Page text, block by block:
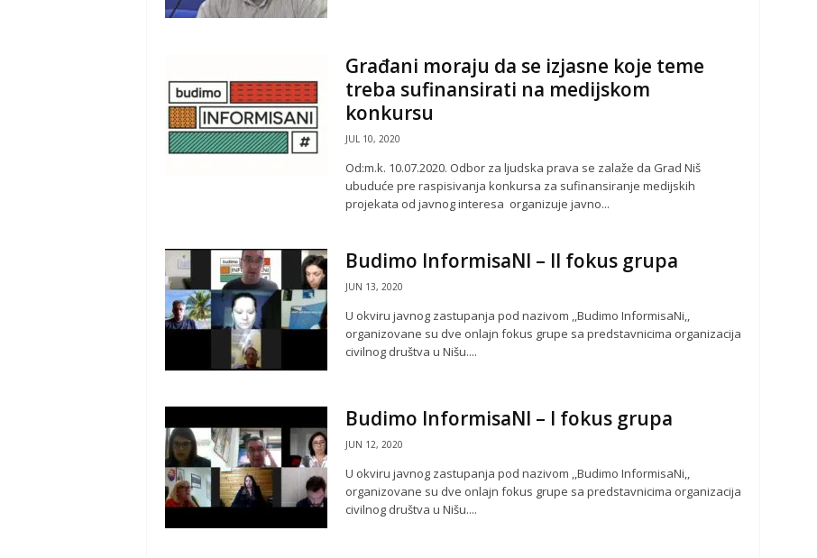
Građani moraju da se izjasne koje teme
treba sufinansirati na medijskom
konkursu
JUL 10, 2020
Od:m.k. 10.07.2020. Odbor za ljudska prava se zalaže da Grad Niš
ubuduće pre raspisivanja konkursa za sufinansiranje medijskih
projekata od javnog interesa organizuje javno...
Budimo InformisaNI – II fokus grupa
JUN 13, 2020
U okviru javnog zastupanja pod nazivom ,,Budimo InformisaNi,,
organizovane su dve onlajn fokus grupe sa predstavnicima organizacija
civilnog društva u Nišu....
Budimo InformisaNI – I fokus grupa
JUN 12, 2020
U okviru javnog zastupanja pod nazivom ,,Budimo InformisaNi,,
organizovane su dve onlajn fokus grupe sa predstavnicima organizacija
civilnog društva u Nišu....